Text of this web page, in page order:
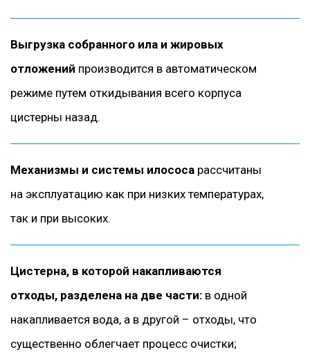
Выгрузка собранного ила и жировых
отложений производится в автоматическом
режиме путем откидывания всего корпуса
цистерны назад.
Механизмы и системы илососа рассчитаны
на эксплуатацию как при низких температурах,
так и при высоких.
Цистерна, в которой накапливаются
отходы, разделена на две части: в одной
накапливается вода, а в другой – отходы, что
существенно облегчает процесс очистки;